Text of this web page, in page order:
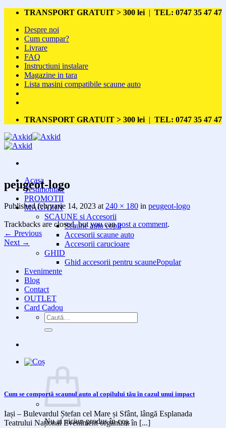
Skip
content
TRANSPORT GRATUIT > 300 lei | TEL: 0747 35 47 47
Despre noi
Cum cumpar?
Livrare
FAQ
Instructiuni instalare
Magazine in tara
Lista masini compatibile scaune auto
TRANSPORT GRATUIT > 300 lei | TEL: 0747 35 47 47
Acasa
Testimoniale
PROMOTII
MAGAZIN
SCAUNE si Accesorii
Scaune auto copii
Accesorii scaune auto
Accesorii carucioare
GHID
Ghid accesorii pentru scaune
Evenimente
Blog
Contact
OUTLET
Card Cadou
Caută
după:
Nu ai niciun produs în coș.
peugeot-logo
Publishedfebruarie 14, 2023 at 240 × 180 in peugeot-logo
Trackbacks are closed, but you canpost a comment.
← Previous
Next →
Cum se comportă scaunul auto al copilului tău în cazul unui impact
Iași – Bulevardul Ștefan cel Mare și Sfânt, lângă Esplanada
Teatrului Național Eveniment organizat în [...]